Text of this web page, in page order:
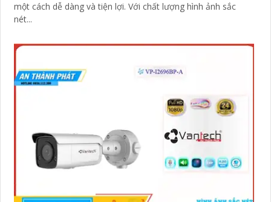
một cách dễ dàng và tiện lợi. Với chất lượng hình ảnh sắc
nét...